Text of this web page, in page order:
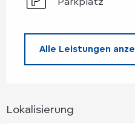
Alle Leistungen
Lokalisierung